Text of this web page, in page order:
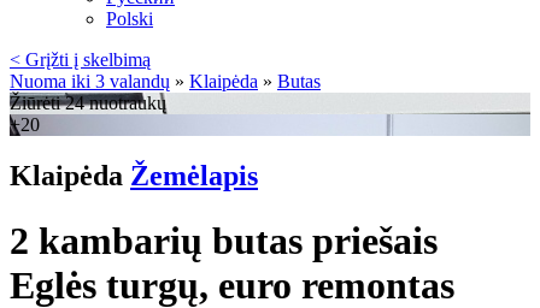
Polski
< Grįžti į skelbimą
Nuoma iki 3 valandų » Klaipėda » Butas
Žiūrėti 24 nuotraukų
+20
Klaipėda Žemėlapis
2 kambarių butas priešais
Eglės turgų, euro remontas